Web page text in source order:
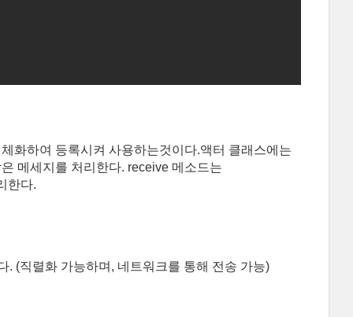
화하여 등록시켜 사용하는것이다.액터 클래스에는
메세지를 처리한다. receive 메소드는
한다.
. (직렬화 가능하며, 네트워크를 통해 전송 가능)